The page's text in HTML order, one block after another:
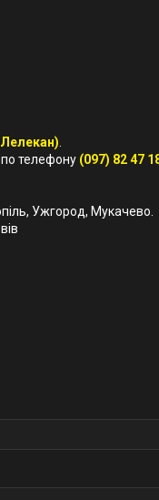
телефону (097) 82 47
Ужгород, Мукачево.